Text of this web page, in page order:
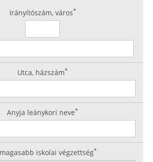
Irányítószám, város*
Utca, házszám*
Anyja leánykori neve*
iskolai végzettség*